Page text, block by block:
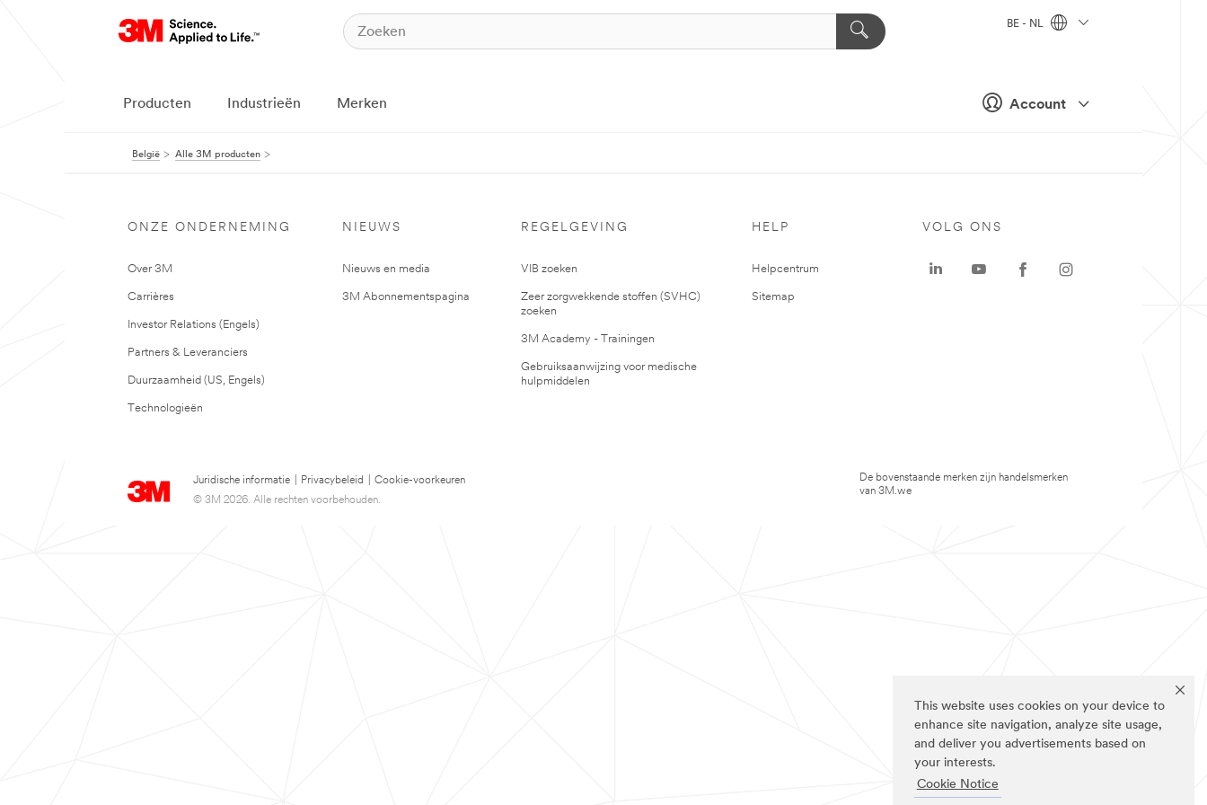
This website uses cookies on your device to
enhance site navigation, analyze site usage,
and deliver you advertisements based on
your interests.
Cookie Notice
Account
BE - NL
Producten Industrieën Merken
België Alle 3M producten
ONZE ONDERNEMING
Over 3M
Carrières
Investor Relations (Engels)
Partners & Leveranciers
Duurzaamheid (US, Engels)
Technologieën
NIEUWS
Nieuws en media
3M Abonnementspagina
REGELGEVING
VIB zoeken
Zeer zorgwekkende stoffen (SVHC)
zoeken
3M Academy - Trainingen
Gebruiksaanwijzing voor medische
hulpmiddelen
HELP
Helpcentrum
Sitemap
Juridische informatie Privacybeleid
Cookie-voorkeuren
© 3M 2026. Alle rechten voorbehouden.
VOLG ONS
De bovenstaande merken zijn handelsmerken
van 3M.we